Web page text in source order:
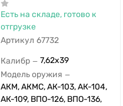
Есть на складе, готово к
отгрузке
Артикул 67732
Калибр — 7,62x39
Модель оружия —
АКМ, АКМС, АК-103, АК-104,
АК-109, ВПО-126, ВПО-136,